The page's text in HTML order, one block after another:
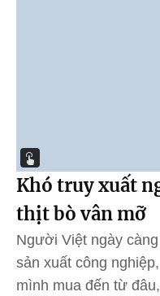
Khó truy xuất
thịt bò vân mỡ
Người Việt ngày
sản xuất công
mình mua đến từ